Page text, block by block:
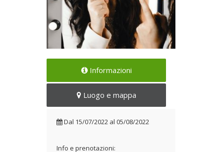
Rassegna di spettacoli
di eventi 'Ariccia da Amare
2022'
05/08/2022
Informazioni
Luogo e mappa
Dal 15/07/2022 al 05/08/2022
Info e prenotazioni: